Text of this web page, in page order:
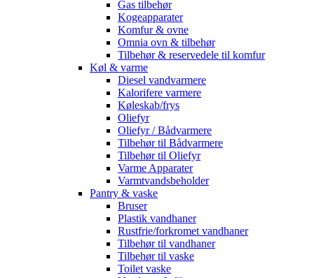
Gas tilbehør
Kogeapparater
Komfur & ovne
Omnia ovn & tilbehør
Tilbehør & reservedele til komfur
Køl & varme
Diesel vandvarmere
Kalorifere varmere
Køleskab/frys
Oliefyr
Oliefyr / Bådvarmere
Tilbehør til Bådvarmere
Tilbehør til Oliefyr
Varme Apparater
Varmtvandsbeholder
Pantry & vaske
Bruser
Plastik vandhaner
Rustfrie/forkromet vandhaner
Tilbehør til vandhaner
Tilbehør til vaske
Toilet vaske